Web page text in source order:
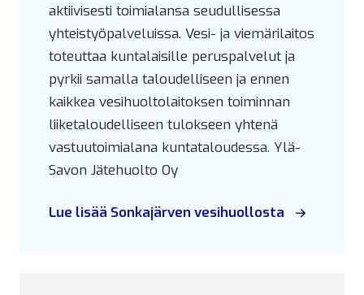
aktiivisesti toimialansa seudullisessa
yhteistyöpalveluissa. Vesi- ja viemärilaitos
toteuttaa kuntalaisille peruspalvelut ja
pyrkii samalla taloudelliseen ja ennen
kaikkea vesihuoltolaitoksen toiminnan
liiketaloudelliseen tulokseen yhtenä
vastuutoimialana kuntataloudessa. Ylä-
Savon Jätehuolto Oy
Lue lisää Sonkajärven vesihuollosta